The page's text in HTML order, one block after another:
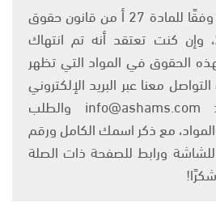
يتم الاستخدام المواد وفقًا للمادة 27 أ من قانون حقوق
التأليف والنشر 2007، وإن كنت تعتقد أنه تم انتهاك
الحقوق في المواد التي تظهر
معنا عبر البريد الإلكتروني
على العنوان التالي: info@ashams.com والطلب
مع ذكر اسمك الكامل ورقم
ورابط للصفحة ذات الصلة